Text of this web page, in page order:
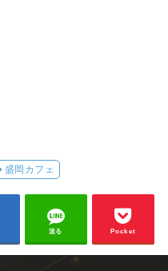
盛岡カフェ
送る Pocket